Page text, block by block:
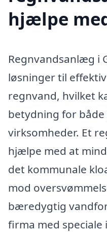
hjælpe
Regnvandsanlæg i
løsninger til
regnvand, hvilket
betydning for
virksomheder. Et
hjælpe med at
det kommunale
mod
bæredygtig
firma med